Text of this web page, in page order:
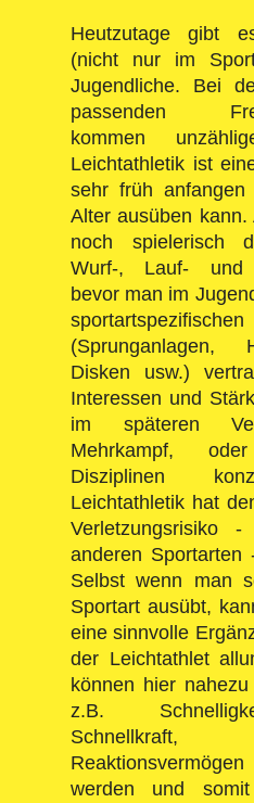
Heutzutage gibt
(nicht nur im
Jugendliche. Bei
passenden
kommen
Leichtathletik ist
sehr früh
Alter ausüben
noch spielerisch
Wurf-, Lauf- und
bevor man im
(Sprunganlagen,
Disken usw.)
Interessen und
im späteren
Mehrkampf,
Disziplinen
Leichtathletik hat
Verletzungsrisiko
anderen
Selbst wenn man
Sportart ausübt,
eine sinnvolle
der Leichtathlet
können hier
z.B.
Schnellkraft,
werden und